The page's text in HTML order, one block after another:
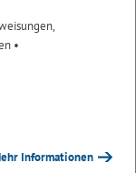
•
Informationen